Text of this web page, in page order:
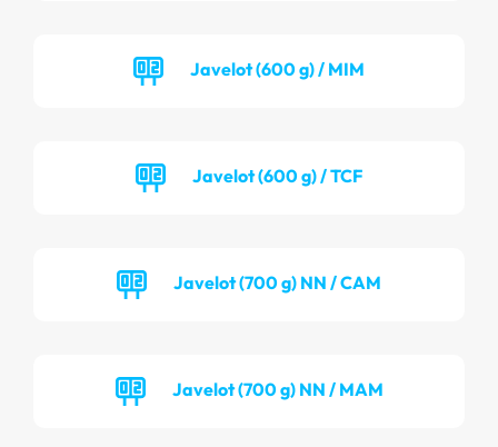
Javelot (600 g) / MIM
Javelot (600 g) / TCF
Javelot (700 g) NN / CAM
Javelot (700 g) NN / MAM